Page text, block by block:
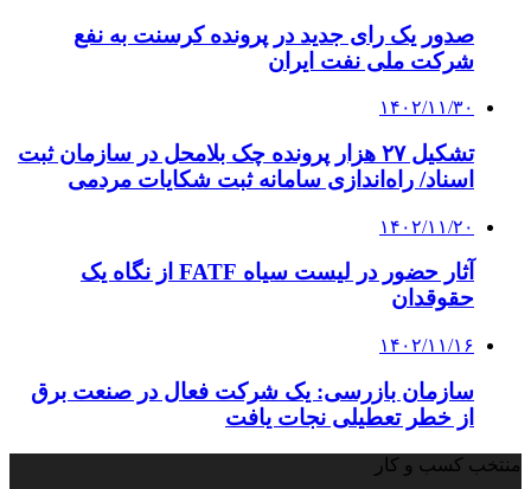
صدور یک رای جدید در پرونده کرسنت به نفع
شرکت ملی نفت ایران
۱۴۰۲/۱۱/۳۰
تشکیل ۲۷ هزار پرونده چک‌ بلامحل در سازمان ثبت
اسناد/ راه‌اندازی سامانه ثبت شکایات مردمی
۱۴۰۲/۱۱/۲۰
آثار حضور در لیست سیاه FATF از نگاه یک
حقوقدان
۱۴۰۲/۱۱/۱۶
سازمان بازرسی: یک شرکت‌ فعال در صنعت برق
از خطر تعطیلی نجات یافت
منتخب کسب و کار